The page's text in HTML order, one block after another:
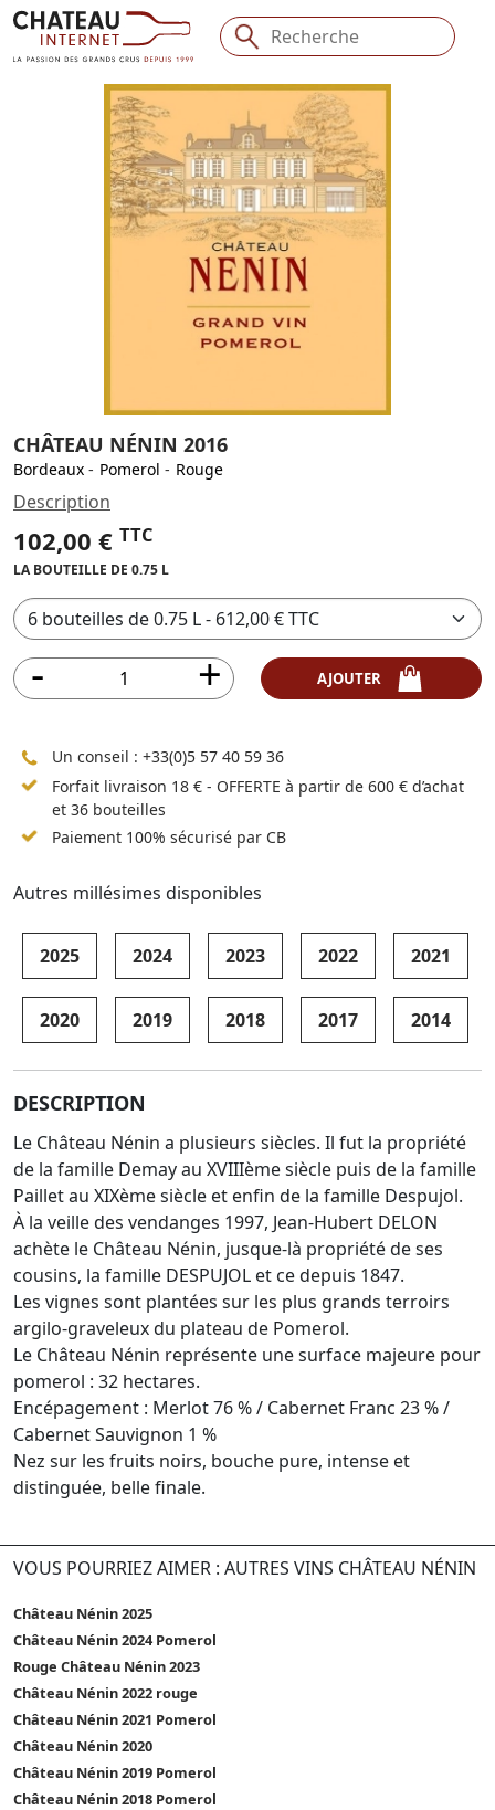
CHÂTEAU NÉNIN 2016
Bordeaux - Pomerol - Rouge
Description
102,00 € TTC
LA BOUTEILLE DE 0.75 L
Un conseil : +33(0)5 57 40 59 36
Forfait livraison 18 € - OFFERTE à partir de 600 € d’achat
et 36 bouteilles
Paiement 100% sécurisé par CB
Autres millésimes disponibles
2025 2024 2023 2022 2021
2020 2019 2018 2017 2014
DESCRIPTION
Le Château Nénin a plusieurs siècles. Il fut la propriété
de la famille Demay au XVIIIème siècle puis de la famille
Paillet au XIXème siècle et enfin de la famille Despujol.
À la veille des vendanges 1997, Jean-Hubert DELON
achète le Château Nénin, jusque-là propriété de ses
cousins, la famille DESPUJOL et ce depuis 1847.
Les vignes sont plantées sur les plus grands terroirs
argilo-graveleux du plateau de Pomerol.
Le Château Nénin représente une surface majeure pour
pomerol : 32 hectares.
Encépagement : Merlot 76 % / Cabernet Franc 23 % /
Cabernet Sauvignon 1 %
Nez sur les fruits noirs, bouche pure, intense et
distinguée, belle finale.
VOUS POURRIEZ AIMER : AUTRES VINS CHÂTEAU NÉNIN
Château Nénin 2025
Château Nénin 2024 Pomerol
Rouge Château Nénin 2023
Château Nénin 2022 rouge
Château Nénin 2021 Pomerol
Château Nénin 2020
Château Nénin 2019 Pomerol
Château Nénin 2018 Pomerol